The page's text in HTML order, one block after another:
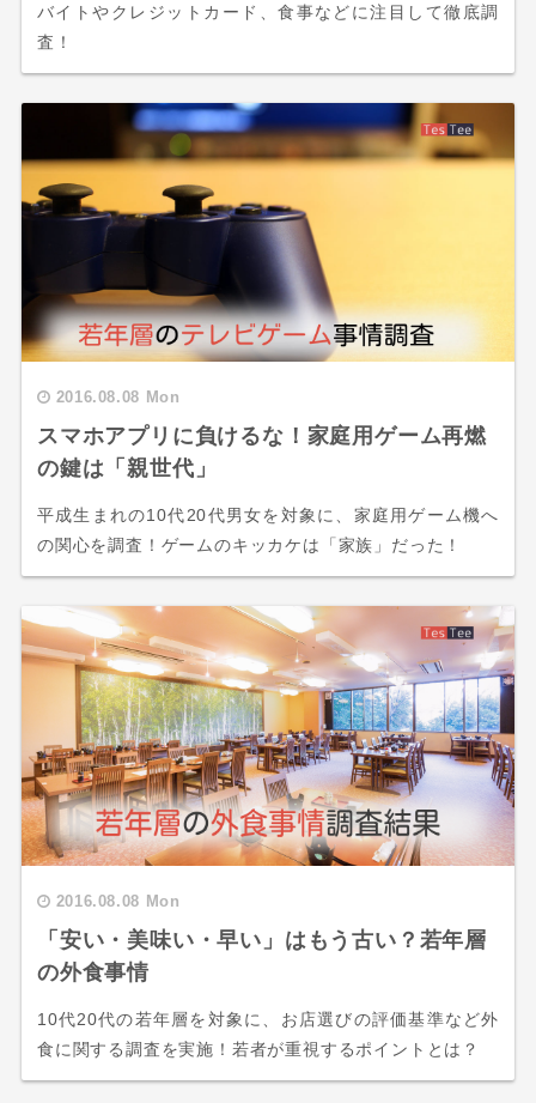
バイトやクレジットカード、食事などに注目して徹底調
査！
2016.08.08 Mon
スマホアプリに負けるな！家庭用ゲーム再燃
の鍵は「親世代」
平成生まれの10代20代男女を対象に、家庭用ゲーム機へ
の関心を調査！ゲームのキッカケは「家族」だった！
2016.08.08 Mon
「安い・美味い・早い」はもう古い？若年層
の外食事情
10代20代の若年層を対象に、お店選びの評価基準など外
食に関する調査を実施！若者が重視するポイントとは？